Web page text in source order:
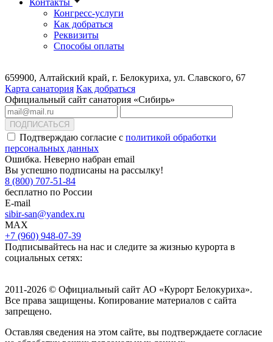
Контакты
Конгресс-услуги
Как добраться
Реквизиты
Способы оплаты
659900, Алтайский край, г. Белокуриха, ул. Славского, 67
Карта санатория Как добраться
Официальный сайт санатория «Сибирь»
ПОДПИСАТЬСЯ
Подтверждаю согласие с политикой обработки
персональных данных
Ошибка. Неверно набран email
Вы успешно подписаны на рассылку!
8 (800) 707-51-84
бесплатно по России
E-mail
sibir-san@yandex.ru
MAX
+7 (960) 948-07-39
Подписывайтесь на нас и следите за жизнью курорта в
социальных сетях:
2011-2026 © Официальный сайт АО «Курорт Белокуриха».
Все права защищены. Копирование материалов с сайта
запрещено.
Оставляя сведения на этом сайте, вы подтверждаете согласие